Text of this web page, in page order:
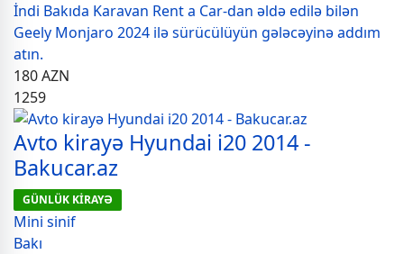
İndi Bakıda Karavan Rent a Car-dan əldə edilə bilən
Geely Monjaro 2024 ilə sürücülüyün gələcəyinə addım
atın.
180AZN
1259
Avto kirayə Hyundai i20 2014 -
Bakucar.az
GÜNLÜK KİRAYƏ
Mini sinif
Bakı